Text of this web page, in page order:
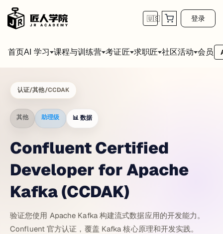
🇺🇸 登录
首页AI 学习 课程与训练营 考证匠 求职匠 社区活动 会员
认证/其他/CCDAK
其他 助理级 📊 数据
Confluent Certified
Developer for Apache
Kafka (CCDAK)
验证您使用 Apache Kafka 构建流式数据应用的开发能力。
Confluent 官方认证，覆盖 Kafka 核心原理和开发实践。